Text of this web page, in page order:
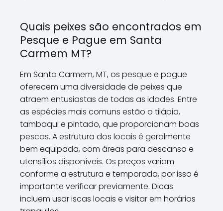
Quais peixes são encontrados em
Pesque e Pague em Santa
Carmem MT?
Em Santa Carmem, MT, os pesque e pague
oferecem uma diversidade de peixes que
atraem entusiastas de todas as idades. Entre
as espécies mais comuns estão o tilápia,
tambaqui e pintado, que proporcionam boas
pescas. A estrutura dos locais é geralmente
bem equipada, com áreas para descanso e
utensílios disponíveis. Os preços variam
conforme a estrutura e temporada, por isso é
importante verificar previamente. Dicas
incluem usar iscas locais e visitar em horários